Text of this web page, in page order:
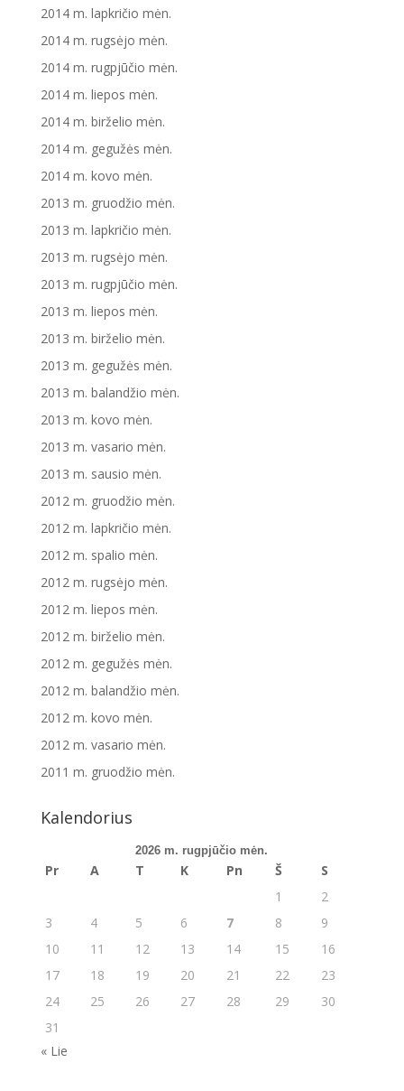
2014 m. lapkričio mėn.
2014 m. rugsėjo mėn.
2014 m. rugpjūčio mėn.
2014 m. liepos mėn.
2014 m. birželio mėn.
2014 m. gegužės mėn.
2014 m. kovo mėn.
2013 m. gruodžio mėn.
2013 m. lapkričio mėn.
2013 m. rugsėjo mėn.
2013 m. rugpjūčio mėn.
2013 m. liepos mėn.
2013 m. birželio mėn.
2013 m. gegužės mėn.
2013 m. balandžio mėn.
2013 m. kovo mėn.
2013 m. vasario mėn.
2013 m. sausio mėn.
2012 m. gruodžio mėn.
2012 m. lapkričio mėn.
2012 m. spalio mėn.
2012 m. rugsėjo mėn.
2012 m. liepos mėn.
2012 m. birželio mėn.
2012 m. gegužės mėn.
2012 m. balandžio mėn.
2012 m. kovo mėn.
2012 m. vasario mėn.
2011 m. gruodžio mėn.
Kalendorius
2026 m. rugpjūčio mėn.
Pr A T K Pn Š
S
1
2
3
4 5 6 7 8
9
10
11 12 13 14 15
16
17
18 19 20 21 22
23
24
25 26 27 28 29
30
31
« Lie